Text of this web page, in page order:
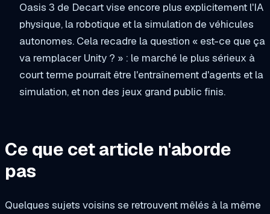
Oasis 3 de Decart vise encore plus explicitement l'IA
physique, la robotique et la simulation de véhicules
autonomes. Cela recadre la question « est-ce que ça
va remplacer Unity ? » : le marché le plus sérieux à
court terme pourrait être l'entraînement d'agents et la
simulation, et non des jeux grand public finis.
Ce que cet article n'aborde
pas
Quelques sujets voisins se retrouvent mêlés à la même